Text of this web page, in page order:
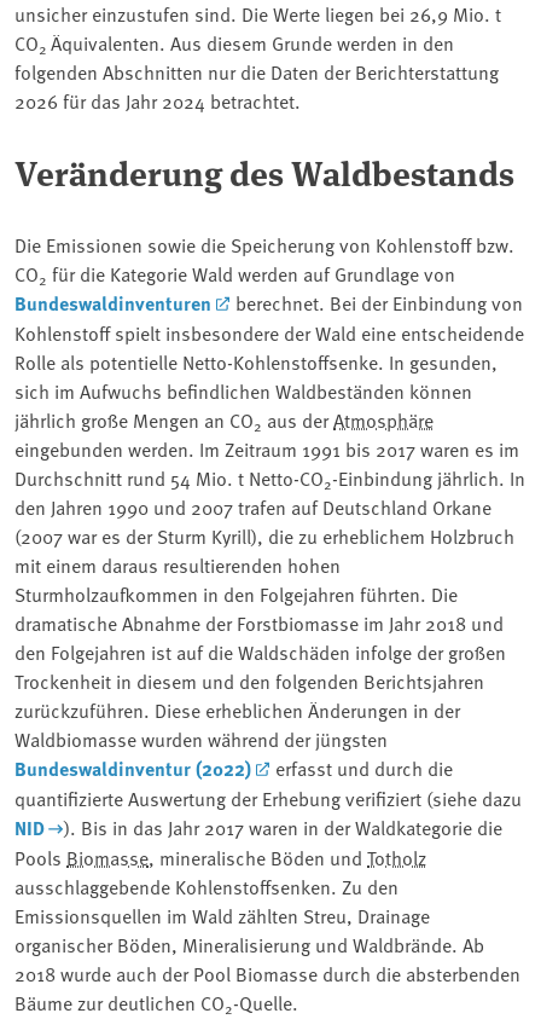
unsicher einzustufen sind. Die Werte liegen bei 26,9 Mio. t
CO2 Äquivalenten. Aus diesem Grunde werden in den
folgenden Abschnitten nur die Daten der Berichterstattung
2026 für das Jahr 2024 betrachtet.
Veränderung des Waldbestands
Die Emissionen sowie die Speicherung von Kohlenstoff bzw.
CO2 für die Kategorie Wald werden auf Grundlage von
Bundeswaldinventuren
berechnet. Bei der Einbindung von
Kohlenstoff spielt insbesondere der Wald eine entscheidende
Rolle als potentielle Netto-Kohlenstoffsenke. In gesunden,
sich im Aufwuchs befindlichen Waldbeständen können
jährlich große Mengen an CO2 aus derAtmosphäre
eingebunden werden. Im Zeitraum 1991 bis 2017 waren es im
Durchschnitt rund 54 Mio. t Netto-CO2-Einbindung jährlich. In
den Jahren 1990 und 2007 trafen auf Deutschland Orkane
(2007 war es der Sturm Kyrill), die zu erheblichem Holzbruch
mit einem daraus resultierenden hohen
Sturmholzaufkommen in den Folgejahren führten. Die
dramatische Abnahme der Forstbiomasse im Jahr 2018 und
den Folgejahren ist auf die Waldschäden infolge der großen
Trockenheit in diesem und den folgenden Berichtsjahren
zurückzuführen. Diese erheblichen Änderungen in der
Waldbiomasse wurden während der jüngsten
Bundeswaldinventur (2022)
erfasst und durch die
quantifizierte Auswertung der Erhebung verifiziert (siehe dazu
NID
). Bis in das Jahr 2017 waren in der Waldkategorie die
Pools Biomasse, mineralische Böden und Totholz
ausschlaggebende Kohlenstoffsenken. Zu den
Emissionsquellen im Wald zählten Streu, Drainage
organischer Böden, Mineralisierung und Waldbrände. Ab
2018 wurde auch der Pool Biomasse durch die absterbenden
Bäume zur deutlichen CO2-Quelle.